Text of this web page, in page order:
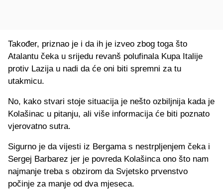
Također, priznao je i da ih je izveo zbog toga što
Atalantu čeka u srijedu revanš polufinala Kupa Italije
protiv Lazija u nadi da će oni biti spremni za tu
utakmicu.
No, kako stvari stoje situacija je nešto ozbiljnija kada je
Kolašinac u pitanju, ali više informacija će biti poznato
vjerovatno sutra.
Sigurno je da vijesti iz Bergama s nestrpljenjem čeka i
Sergej Barbarez jer je povreda Kolašinca ono što nam
najmanje treba s obzirom da Svjetsko prvenstvo
počinje za manje od dva mjeseca.